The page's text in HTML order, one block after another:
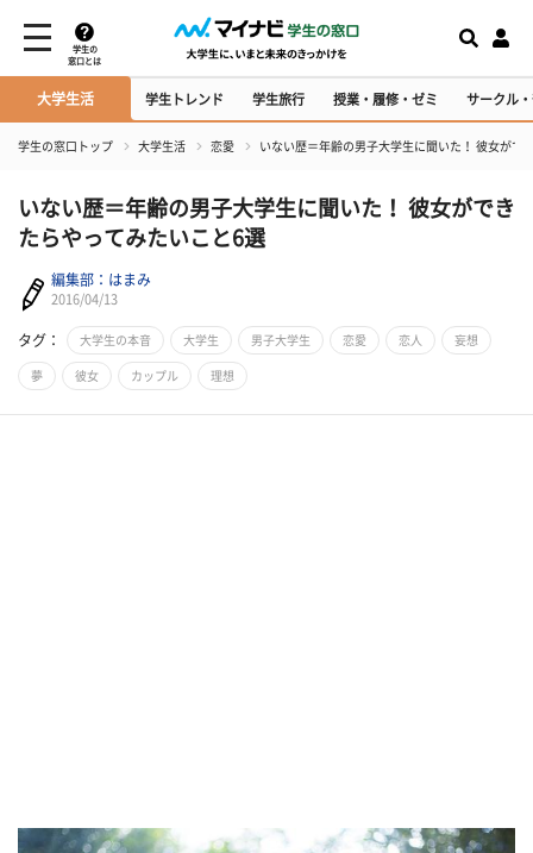
学生の
窓口とは
大学生活 学生トレンド 学生旅行 授業・履修・ゼミ サークル
学生の窓口トップ 大学生活 恋愛 いない歴＝年齢の男子大学生に聞いた！ 彼女がで
いない歴＝年齢の男子大学生に聞いた！ 彼女ができ
たらやってみたいこと6選
編集部：はまみ
2016/04/13
タグ： 大学生の本音 大学生 男子大学生 恋愛 恋人 妄想
夢 彼女 カップル 理想